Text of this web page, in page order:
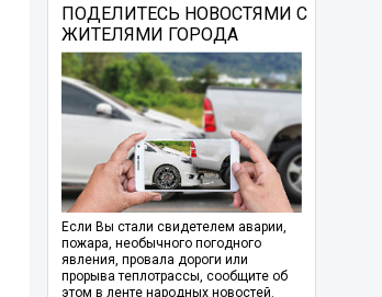
ПОДЕЛИТЕСЬ НОВОСТЯМИ С
ЖИТЕЛЯМИ ГОРОДА
Если Вы стали свидетелем аварии,
пожара, необычного погодного
явления, провала дороги или
прорыва теплотрассы, сообщите об
этом в ленте народных новостей.